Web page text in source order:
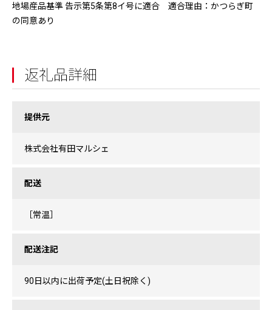
地場産品基準 告示第5条第8イ号に適合 適合理由：かつらぎ町
の同意あり
返礼品詳細
提供元
株式会社有田マルシェ
配送
［常温］
配送注記
90日以内に出荷予定(土日祝除く)